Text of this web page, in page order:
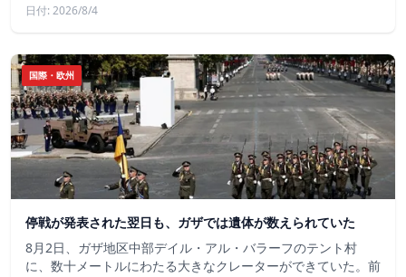
日付: 2026/8/4
国際・欧州
停戦が発表された翌日も、ガザでは遺体が数えられていた
8月2日、ガザ地区中部デイル・アル・バラーフのテント村
に、数十メートルにわたる大きなクレーターができていた。前